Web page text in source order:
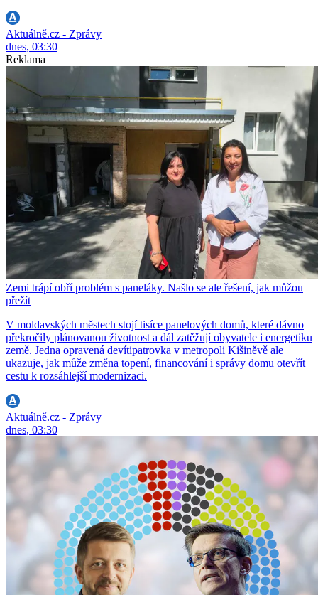
Aktuálně.cz - Zprávy
dnes, 03:30
Reklama
Zemi trápí obří problém s paneláky. Našlo se ale řešení, jak můžou
přežít
V moldavských městech stojí tisíce panelových domů, které dávno
překročily plánovanou životnost a dál zatěžují obyvatele i energetiku
země. Jedna opravená devítipatrovka v metropoli Kišiněvě ale
ukazuje, jak může změna topení, financování i správy domu otevřít
cestu k rozsáhlejší modernizaci.
Aktuálně.cz - Zprávy
dnes, 03:30